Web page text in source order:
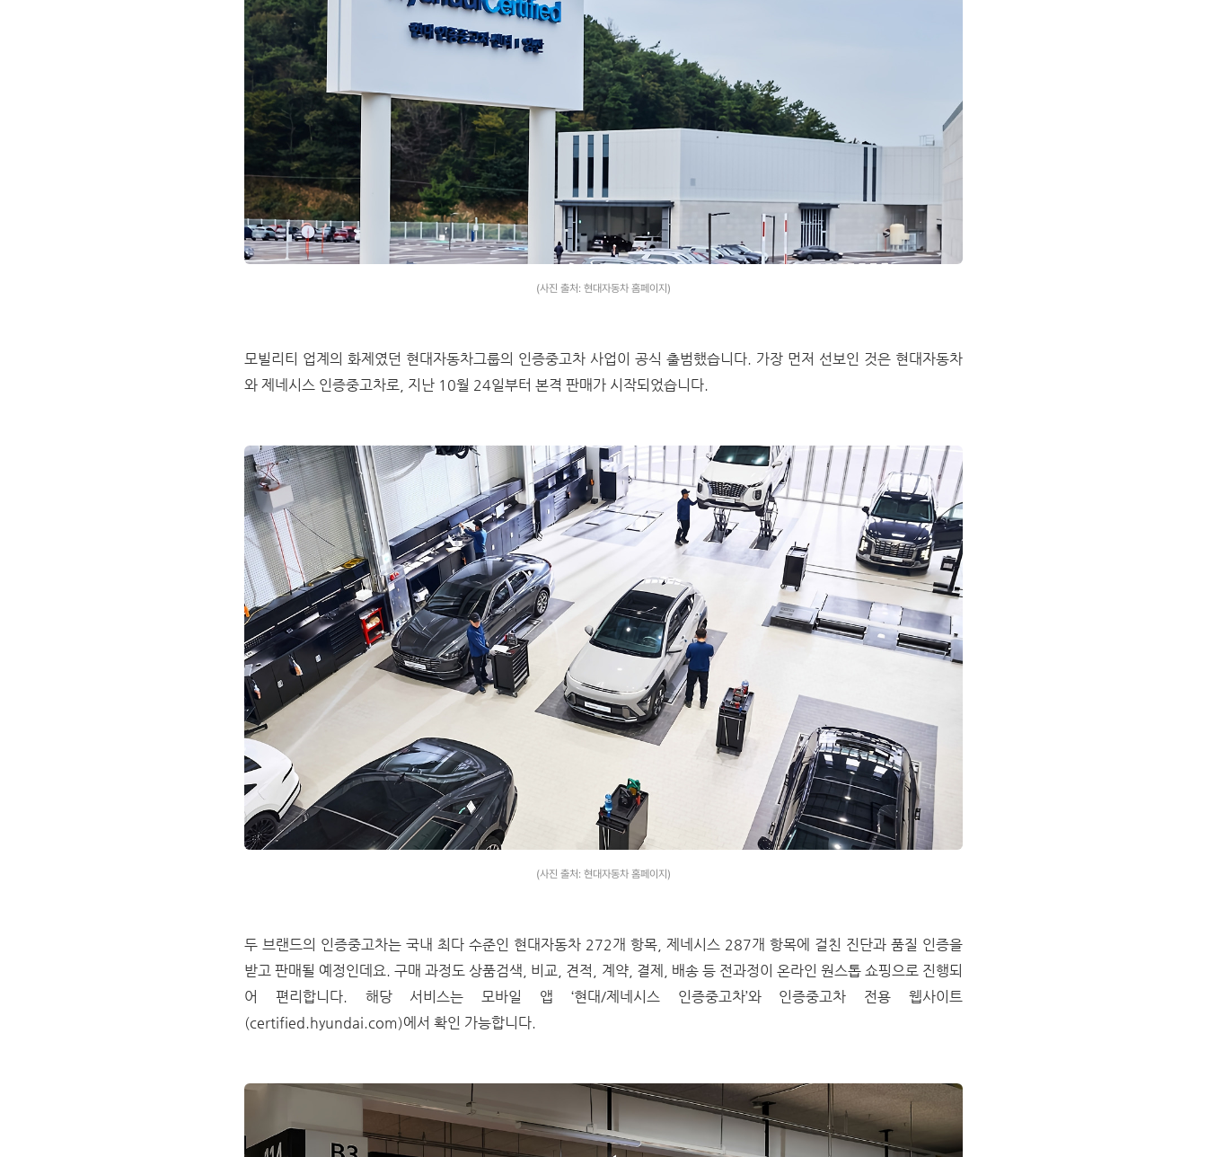
(사진 출처: 현대자동차 홈페이지)
모빌리티 업계의 화제였던 현대자동차그룹의 인증중고차 사업이 공식 출범했습니다. 가장 먼저 선보인 것은 현대자동차
와 제네시스 인증중고차로, 지난 10월 24일부터 본격 판매가 시작되었습니다.
(사진 출처: 현대자동차 홈페이지)
두 브랜드의 인증중고차는 국내 최다 수준인 현대자동차 272개 항목, 제네시스 287개 항목에 걸친 진단과 품질 인증을
받고 판매될 예정인데요. 구매 과정도 상품검색, 비교, 견적, 계약, 결제, 배송 등 전과정이 온라인 원스톱 쇼핑으로 진행되
어 편리합니다. 해당 서비스는 모바일 앱 ‘현대/제네시스 인증중고차’와 인증중고차 전용 웹사이트
(certified.hyundai.com)에서 확인 가능합니다.